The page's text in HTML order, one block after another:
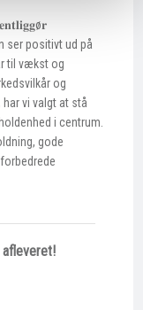
ser positivt ud på
til vækst og
og
vi valgt at stå
i centrum.
gode